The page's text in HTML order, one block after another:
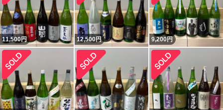
11,500円 12,500円 9,200円